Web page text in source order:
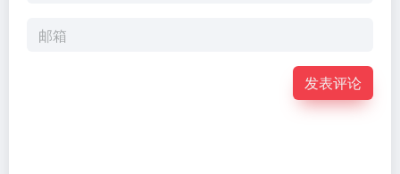
发表评论